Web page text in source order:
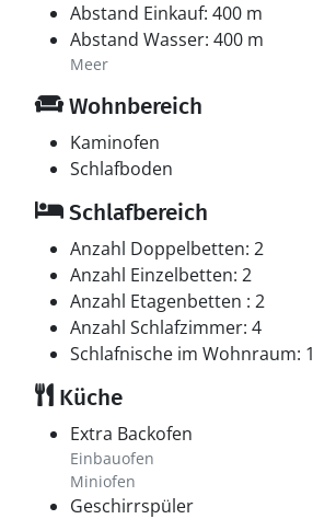
Abstand Einkauf: 400 m
Abstand Wasser: 400 m
Meer
Wohnbereich
Kaminofen
Schlafboden
Schlafbereich
Anzahl Doppelbetten: 2
Anzahl Einzelbetten: 2
Anzahl Etagenbetten : 2
Anzahl Schlafzimmer: 4
Schlafnische im Wohnraum: 1
Küche
Extra Backofen
Einbauofen
Miniofen
Geschirrspüler